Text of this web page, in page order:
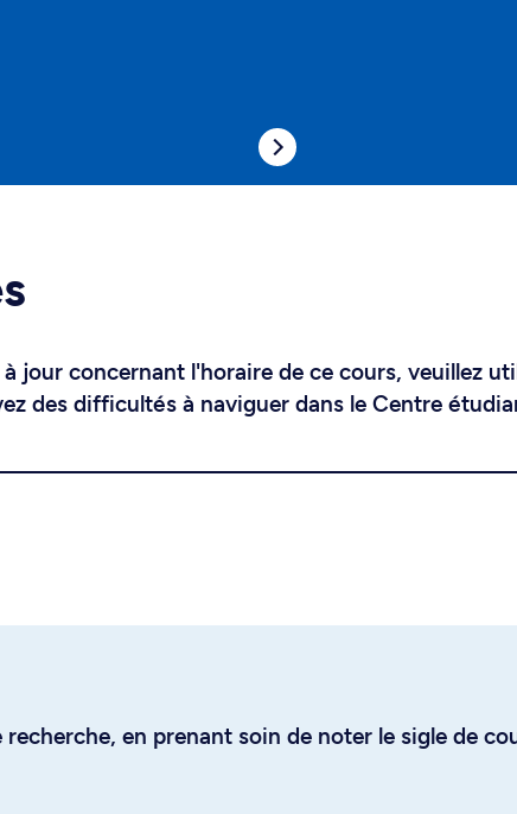
jour concernant l'horaire de ce cours, veuillez
des difficultés à naviguer dans le Centre
en prenant soin de noter le sigle de